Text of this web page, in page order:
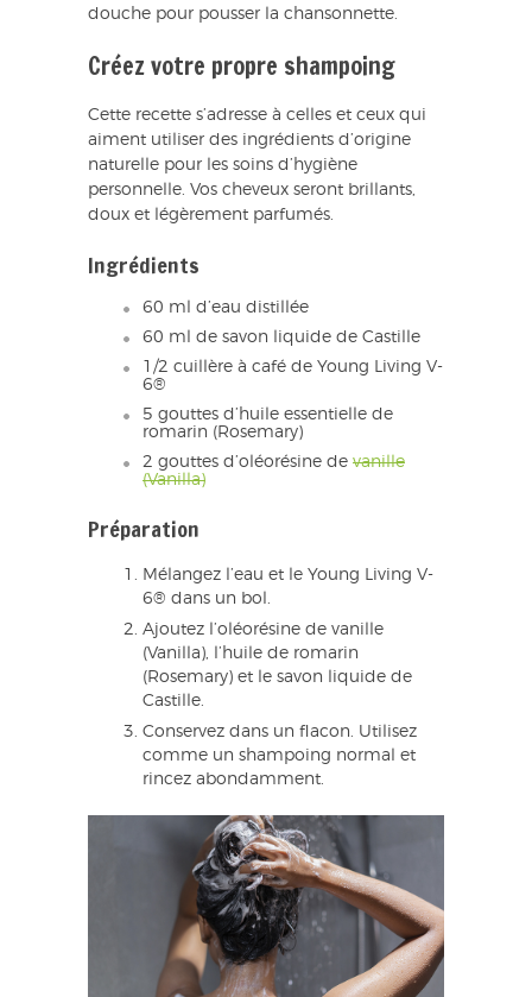
douche pour pousser la chansonnette.
Créez votre propre shampoing
Cette recette s’adresse à celles et ceux qui
aiment utiliser des ingrédients d’origine
naturelle pour les soins d’hygiène
personnelle. Vos cheveux seront brillants,
doux et légèrement parfumés.
Ingrédients
60 ml d’eau distillée
60 ml de savon liquide de Castille
1/2 cuillère à café de Young Living V-
6®
5 gouttes d’huile essentielle de
romarin (Rosemary)
2 gouttes d’oléorésine de vanille
(Vanilla)
Préparation
Mélangez l’eau et le Young Living V-
6® dans un bol.
Ajoutez l’oléorésine de vanille
(Vanilla), l’huile de romarin
(Rosemary) et le savon liquide de
Castille.
Conservez dans un flacon. Utilisez
comme un shampoing normal et
rincez abondamment.